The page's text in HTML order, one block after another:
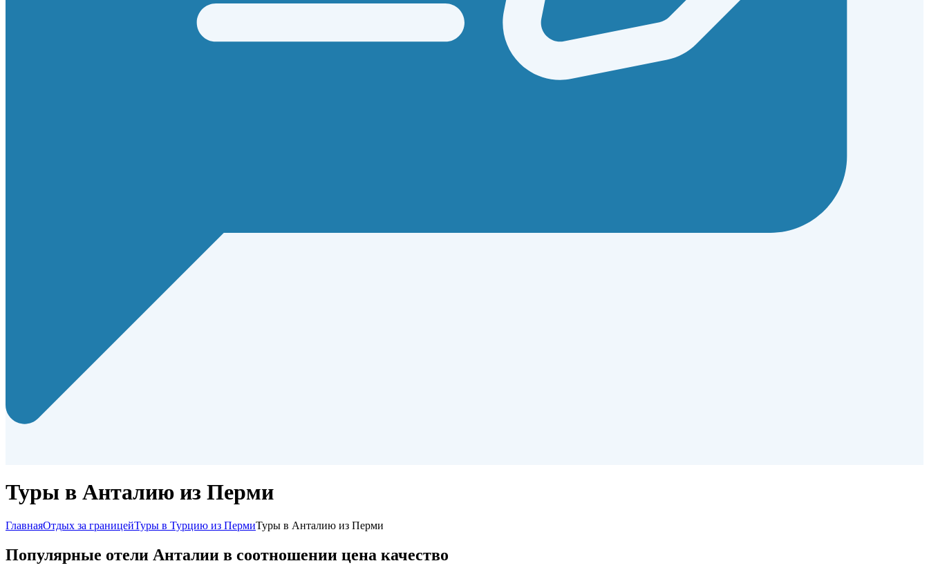
Туры в Анталию из Перми
ГлавнаяОтдых за границейТуры в Турцию из ПермиТуры в Анталию из Перми
Популярные отели Анталии в соотношении цена качество